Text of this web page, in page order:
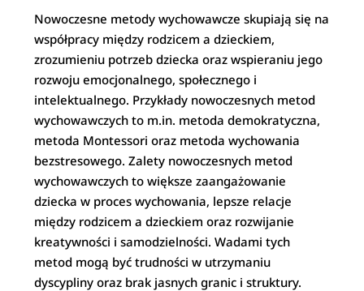
Nowoczesne metody wychowawcze skupiają się na
współpracy między rodzicem a dzieckiem,
zrozumieniu potrzeb dziecka oraz wspieraniu jego
rozwoju emocjonalnego, społecznego i
intelektualnego. Przykłady nowoczesnych metod
wychowawczych to m.in. metoda demokratyczna,
metoda Montessori oraz metoda wychowania
bezstresowego. Zalety nowoczesnych metod
wychowawczych to większe zaangażowanie
dziecka w proces wychowania, lepsze relacje
między rodzicem a dzieckiem oraz rozwijanie
kreatywności i samodzielności. Wadami tych
metod mogą być trudności w utrzymaniu
dyscypliny oraz brak jasnych granic i struktury.